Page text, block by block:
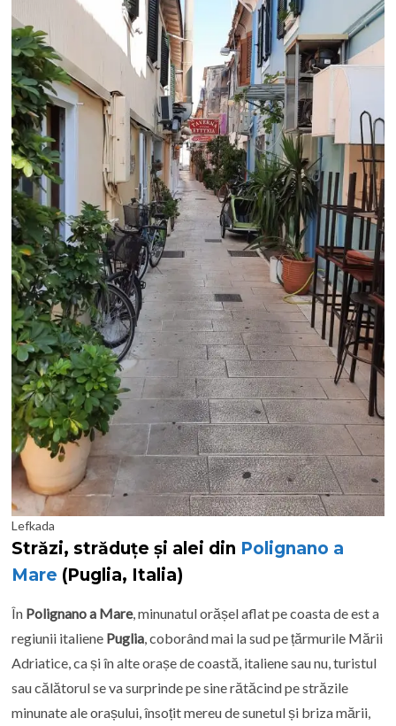
Lefkada
Străzi, străduțe și alei din Polignano a
Mare (Puglia, Italia)
În Polignano a Mare, minunatul orășel aflat pe coasta de est a
regiunii italiene Puglia, coborând mai la sud pe țărmurile Mării
Adriatice, ca și în alte orașe de coastă, italiene sau nu, turistul
sau călătorul se va surprinde pe sine rătăcind pe străzile
minunate ale orașului, însoțit mereu de sunetul și briza mării,